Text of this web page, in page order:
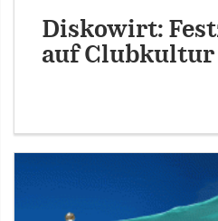
Diskowirt:
auf Clubkultur